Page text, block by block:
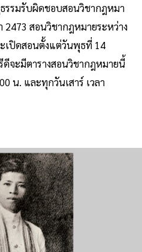
รรมรับผิดชอบสอนวิชากฎหมา
สอนวิชากฎหมายระหว่าง
เปิดสอนตั้งแต่วันพุธที่ 14
จะมีตารางสอนวิชากฎหมายนี้
น. และทุกวันเสาร์ เวลา